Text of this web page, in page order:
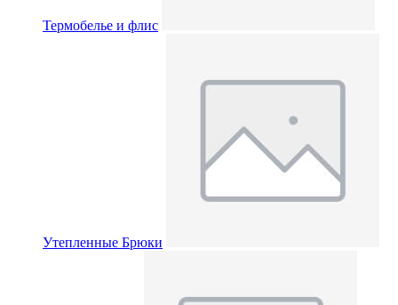
Термобелье и флис
Утепленные Брюки